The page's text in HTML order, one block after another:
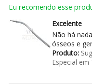
Eu recomendo esse
Excelente
Não há
ósseos e
Produto:
Especial